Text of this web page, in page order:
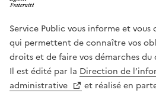
Service Public vous informe et vous
qui permettent de connaître vos
droits et de faire vos démarches du
Il est édité par la Direction de
administrative
et réalisé en